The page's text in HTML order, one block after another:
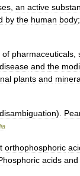
an active
by the human body;
of pharmaceuticals
disease and the
plants and
disambiguation).
orthophosphoric
acids and